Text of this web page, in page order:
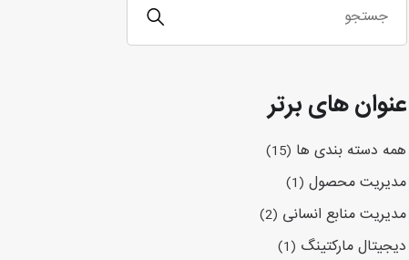
عنوان های برتر
همه دسته بندی ها (15)
مدیریت محصول (1)
مدیریت منابع انسانی (2)
دیجیتال مارکتینگ (1)